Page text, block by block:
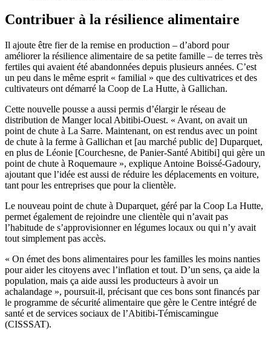
Contribuer à la résilience alimentaire
Il ajoute être fier de la remise en production – d’abord pour
améliorer la résilience alimentaire de sa petite famille – de terres très
fertiles qui avaient été abandonnées depuis plusieurs années. C’est
un peu dans le même esprit « familial » que des cultivatrices et des
cultivateurs ont démarré la Coop de La Hutte, à Gallichan.
Cette nouvelle pousse a aussi permis d’élargir le réseau de
distribution de Manger local Abitibi-Ouest. « Avant, on avait un
point de chute à La Sarre. Maintenant, on est rendus avec un point
de chute à la ferme à Gallichan et [au marché public de] Duparquet,
en plus de Léonie [Courchesne, de Panier-Santé Abitibi] qui gère un
point de chute à Roquemaure », explique Antoine Boissé-Gadoury,
ajoutant que l’idée est aussi de réduire les déplacements en voiture,
tant pour les entreprises que pour la clientèle.
Le nouveau point de chute à Duparquet, géré par la Coop La Hutte,
permet également de rejoindre une clientèle qui n’avait pas
l’habitude de s’approvisionner en légumes locaux ou qui n’y avait
tout simplement pas accès.
« On émet des bons alimentaires pour les familles les moins nanties
pour aider les citoyens avec l’inflation et tout. D’un sens, ça aide la
population, mais ça aide aussi les producteurs à avoir un
achalandage », poursuit-il, précisant que ces bons sont financés par
le programme de sécurité alimentaire que gère le Centre intégré de
santé et de services sociaux de l’Abitibi-Témiscamingue
(CISSSAT).